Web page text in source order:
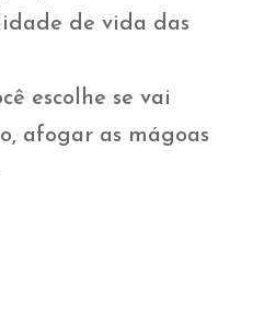
de vida das
escolhe se vai
afogar as mágoas